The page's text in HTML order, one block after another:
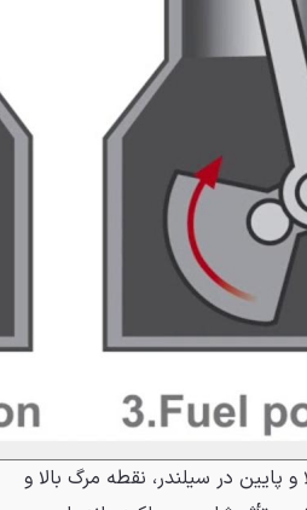
پایین در سیلندر، نقطه مرگ بالا و